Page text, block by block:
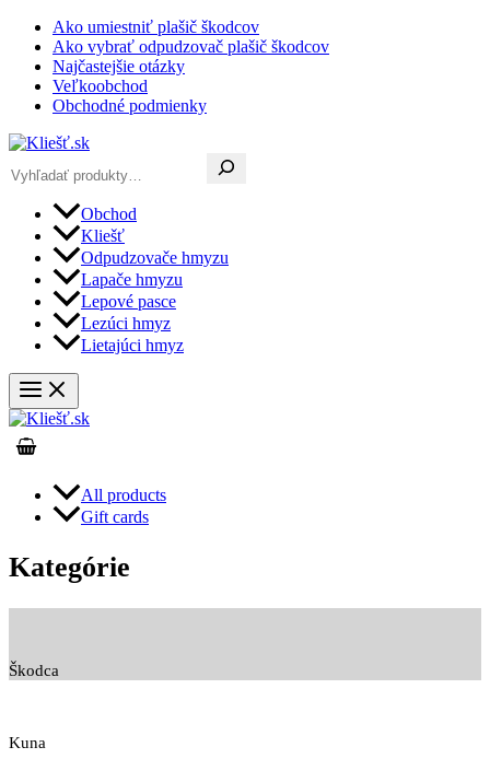
Preskočiť
obsah
Ako umiestniť plašič škodcov
Ako vybrať odpudzovač plašič škodcov
Najčastejšie otázky
Veľkoobchod
Obchodné podmienky
Obchod
Kliešť
Odpudzovače hmyzu
Lapače hmyzu
Lepové pasce
Lezúci hmyz
Lietajúci hmyz
All products
Gift cards
Kategórie
Škodca
Kuna